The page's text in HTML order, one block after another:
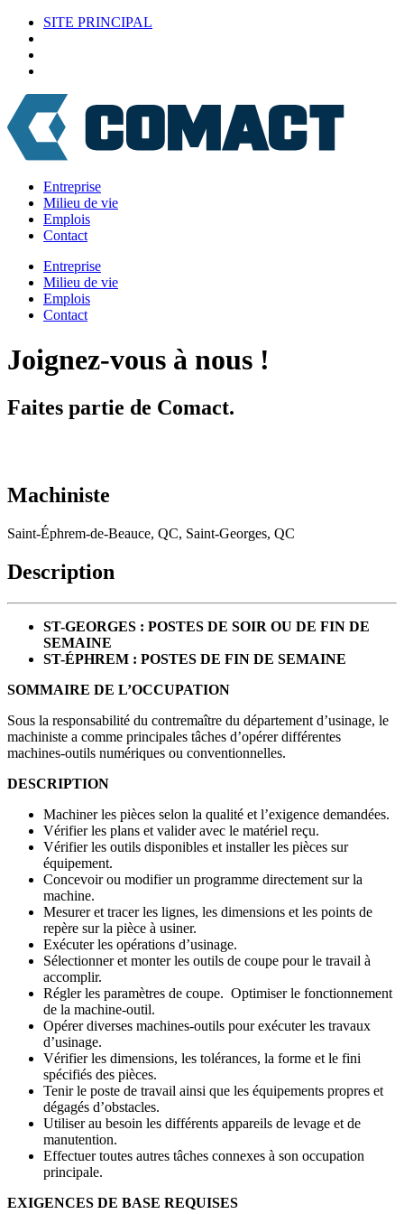
SITE PRINCIPAL
Entreprise
Milieu de vie
Emplois
Contact
Entreprise
Milieu de vie
Emplois
Contact
Joignez-vous à nous !
Faites partie de Comact.
Machiniste
Saint-Éphrem-de-Beauce, QC, Saint-Georges, QC
Description
ST-GEORGES : POSTES DE SOIR OU DE FIN DE
SEMAINE
ST-ÉPHREM : POSTES DE FIN DE SEMAINE
SOMMAIRE DE L’OCCUPATION
Sous la responsabilité du contremaître du département d’usinage, le
machiniste a comme principales tâches d’opérer différentes
machines-outils numériques ou conventionnelles.
DESCRIPTION
Machiner les pièces selon la qualité et l’exigence demandées.
Vérifier les plans et valider avec le matériel reçu.
Vérifier les outils disponibles et installer les pièces sur
équipement.
Concevoir ou modifier un programme directement sur la
machine.
Mesurer et tracer les lignes, les dimensions et les points de
repère sur la pièce à usiner.
Exécuter les opérations d’usinage.
Sélectionner et monter les outils de coupe pour le travail à
accomplir.
Régler les paramètres de coupe. Optimiser le fonctionnement
de la machine-outil.
Opérer diverses machines-outils pour exécuter les travaux
d’usinage.
Vérifier les dimensions, les tolérances, la forme et le fini
spécifiés des pièces.
Tenir le poste de travail ainsi que les équipements propres et
dégagés d’obstacles.
Utiliser au besoin les différents appareils de levage et de
manutention.
Effectuer toutes autres tâches connexes à son occupation
principale.
EXIGENCES DE BASE REQUISES